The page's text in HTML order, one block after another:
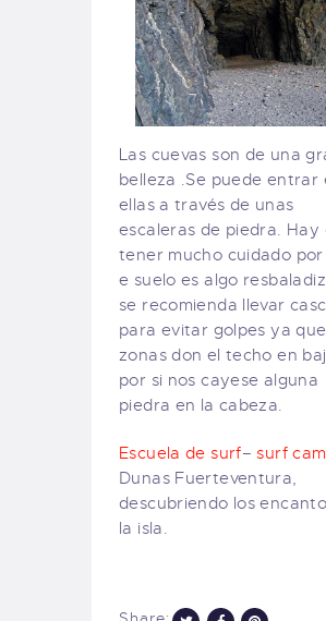
Las cuevas son de una
belleza .Se puede entrar
ellas a través de unas
escaleras de piedra. Hay
tener mucho cuidado por
e suelo es algo
se recomienda llevar
para evitar golpes ya
zonas don el techo en
por si nos cayese alguna
piedra en la cabeza.
Escuela de surf– surf
Dunas Fuerteventura,
descubriendo los
la isla.